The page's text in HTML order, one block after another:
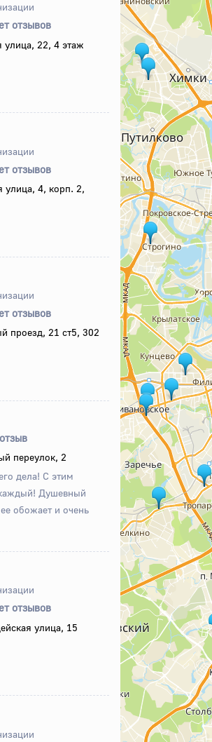
отзывов
улица, 22, 4 этаж
отзывов
улица, 4, корп. 2,
отзывов
проезд, 21 ст5, 302
переулок, 2
дела! С этим
каждый! Душевный
обожает и очень
отзывов
улица, 15